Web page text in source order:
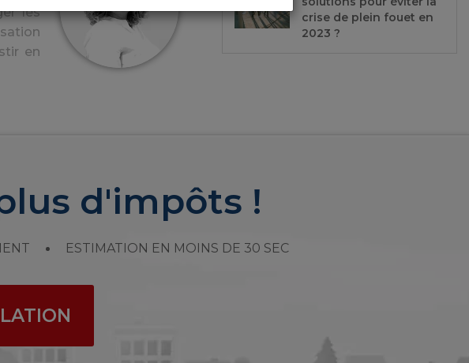
les
en
crise de plein fouet en
2023 ?
d'impôts !
ESTIMATION EN MOINS DE 30 SEC